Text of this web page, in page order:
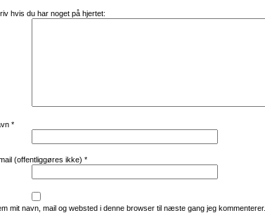
hvis du har noget på hjertet:
*
(offentliggøres ikke) *
mit navn, mail og websted i denne browser til næste gang jeg kommenterer.